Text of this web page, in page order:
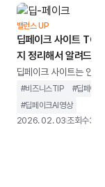
과 완성도에서 기대에
교 속에서 혹독한 평가
렇게 무너질 리 없죠.
밸런스 UP
딥페이크 사이트
지 정리해서 알려드립
딥페이크 사이트는 인
굴이나 음성을 합성하
생성할 수 있는 웹 기반
니다.과거에는 전문 장
#비즈니스TIP #딥페이
#딥페이크AI영상
2026. 02. 03조회수